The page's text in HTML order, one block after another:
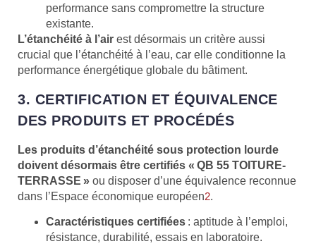
performance sans compromettre la structure
existante.
L’étanchéité à l’air est désormais un critère aussi
crucial que l’étanchéité à l’eau, car elle conditionne la
performance énergétique globale du bâtiment.
3. CERTIFICATION ET ÉQUIVALENCE
DES PRODUITS ET PROCÉDÉS
Les produits d’étanchéité sous protection lourde
doivent désormais être certifiés « QB 55 TOITURE-
TERRASSE » ou disposer d’une équivalence reconnue
dans l’Espace économique européen2.
Caractéristiques certifiées : aptitude à l’emploi,
résistance, durabilité, essais en laboratoire.